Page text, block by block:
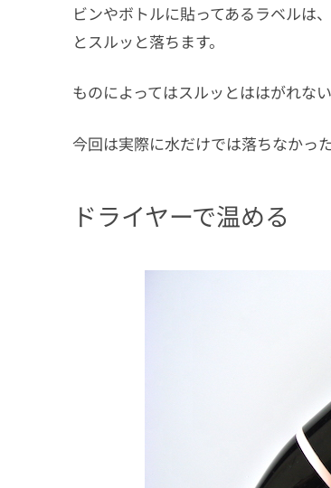
ビンやボトルに貼ってあるラベルは
とスルッと落ちます。
ものによってはスルッとははがれな
今回は実際に水だけでは落ちなかっ
ドライヤーで温める